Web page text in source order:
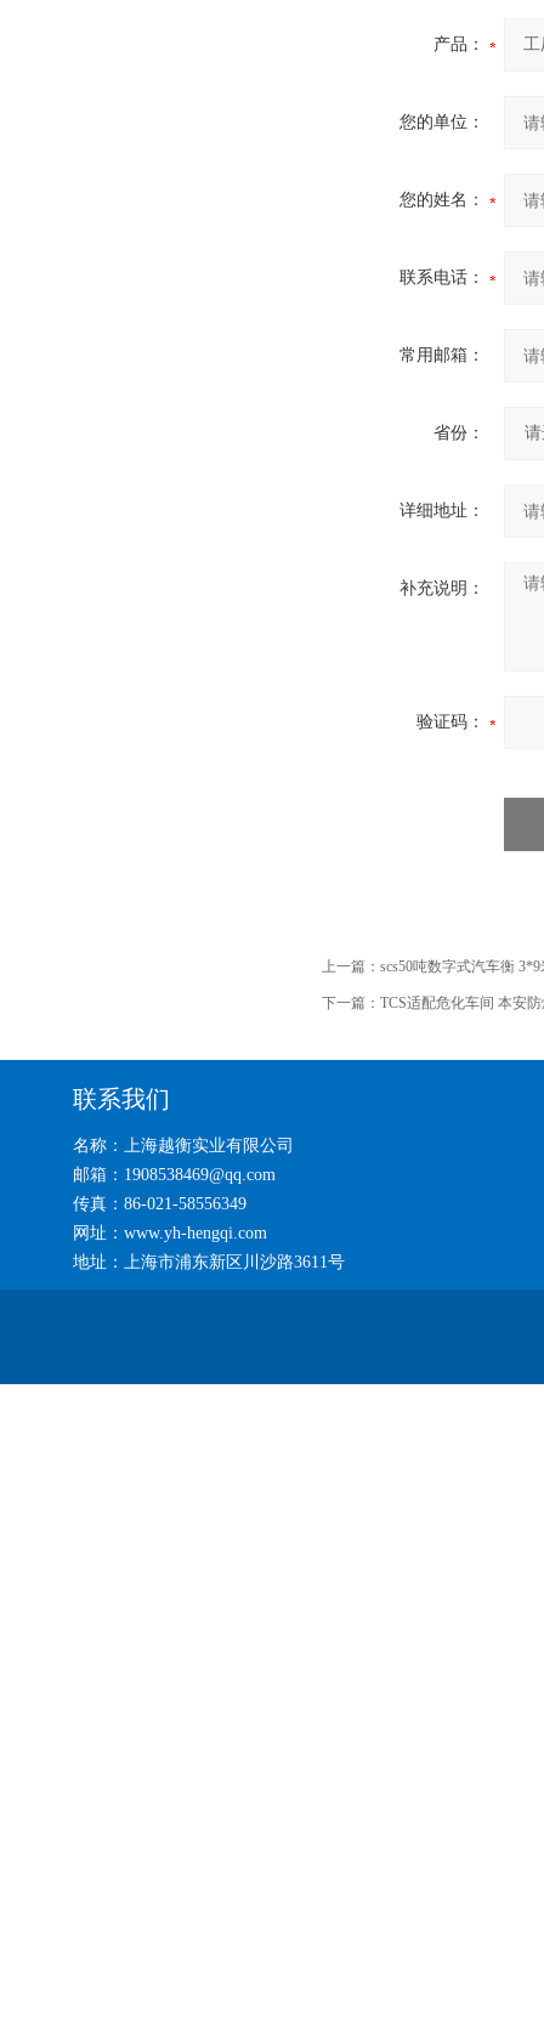
产品：
您的单位：
您的姓名：
联系电话：
常用邮箱：
省份：
详细地址：
补充说明：
验证码：
上一篇： scs50吨数字式汽车衡
下一篇： TCS适配危化车间 本安
联系我们
名称：上海越衡实业有限公司
邮箱：1908538469@qq.com
传真：86-021-58556349
网址：www.yh-hengqi.com
地址：上海市浦东新区川沙路3611号